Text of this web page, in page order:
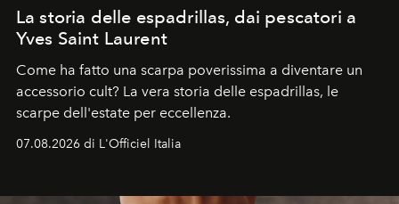
La storia delle espadrillas, dai pescatori a
Yves Saint Laurent
Come ha fatto una scarpa poverissima a diventare un
accessorio cult? La vera storia delle espadrillas, le
scarpe dell'estate per eccellenza.
07.08.2026 di L'Officiel Italia